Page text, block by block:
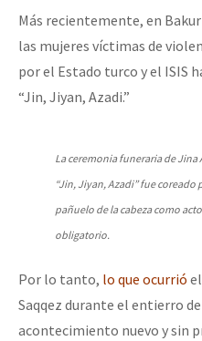
Más recientemente, en
las mujeres víctimas de
por el Estado turco y el ISIS
“Jin, Jiyan, Azadi.”
La ceremonia funeraria de Jina
“Jin, Jiyan, Azadi” fue
pañuelo de la cabeza como
obligatorio.
Por lo tanto, lo que ocurrió
Saqqez durante el entierro
acontecimiento nuevo y sin